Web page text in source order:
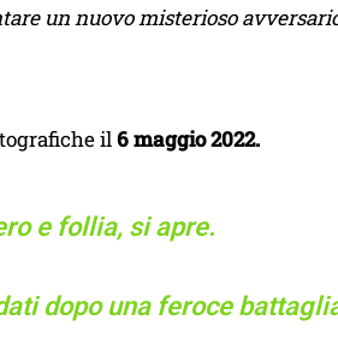
un nuovo misterioso
il6 maggio 2022.
e follia, si apre.
dopo una feroce